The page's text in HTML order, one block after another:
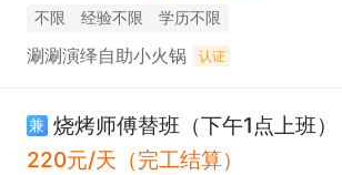
不限 经验不限 学历不限
涮涮演绎自助小火锅 认证
兼 烧烤师傅替班（下午1点上班）
220元/天（完工结算）